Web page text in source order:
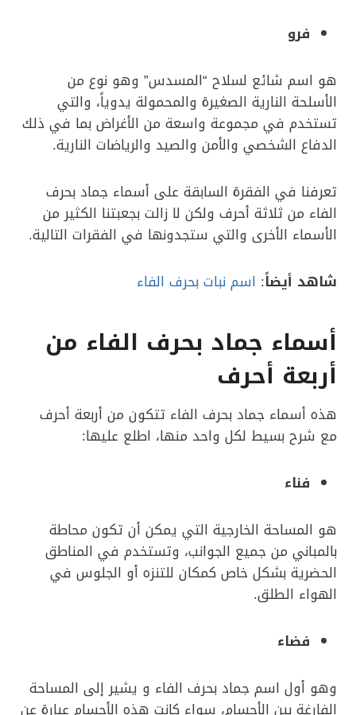
فرو
هو اسم شائع لسلاح “المسدس” وهو نوع من
الأسلحة النارية الصغيرة والمحمولة يدوياً، والتي
تستخدم في مجموعة واسعة من الأغراض بما في ذلك
الدفاع الشخصي والأمن والصيد والرياضات النارية.
تعرفنا في الفقرة السابقة على أسماء جماد بحرف
الفاء من ثلاثة أحرف ولكن لا زالت بجعبتنا الكثير من
الأسماء الأخرى والتي ستجدونها في الفقرات التالية.
شاهد أيضاً: اسم نبات بحرف الفاء
أسماء جماد بحرف الفاء من
أربعة أحرف
هذه أسماء جماد بحرف الفاء تتكون من أربعة أحرف
مع شرح بسيط لكل واحد منها، اطلع عليها:
فناء
هو المساحة الخارجية التي يمكن أن تكون محاطة
بالمباني من جميع الجوانب، وتستخدم في المناطق
الحضرية بشكل خاص كمكان للتنزه أو الجلوس في
الهواء الطلق.
فضاء
وهو أول اسم جماد بحرف الفاء و يشير إلى المساحة
الفارغة بين الأجسام، سواء كانت هذه الأجسام عبارة عن